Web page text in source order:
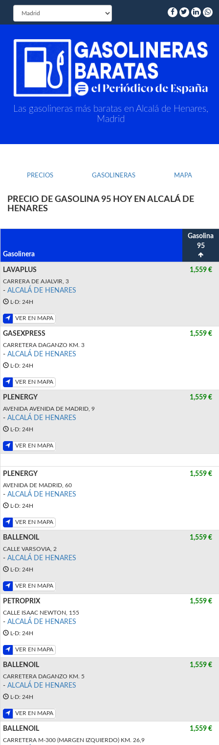
Las gasolineras más baratas en Alcalá de Henares,
Madrid
PRECIOS GASOLINERAS MAPA
PRECIO DE GASOLINA 95 HOY EN ALCALÁ DE
HENARES
Gasolinera
Gasolina
95
LAVAPLUS
CARRERA DE AJALVIR, 3
- ALCALÁ DE HENARES
L-D: 24H
VER EN MAPA
1,559 €
GASEXPRESS
CARRETERA DAGANZO KM. 3
- ALCALÁ DE HENARES
L-D: 24H
VER EN MAPA
1,559 €
PLENERGY
AVENIDA AVENIDA DE MADRID, 9
- ALCALÁ DE HENARES
L-D: 24H
VER EN MAPA
1,559 €
PLENERGY
AVENIDA DE MADRID, 60
- ALCALÁ DE HENARES
L-D: 24H
VER EN MAPA
1,559 €
BALLENOIL
CALLE VARSOVIA, 2
- ALCALÁ DE HENARES
L-D: 24H
VER EN MAPA
1,559 €
PETROPRIX
CALLE ISAAC NEWTON, 155
- ALCALÁ DE HENARES
L-D: 24H
VER EN MAPA
1,559 €
BALLENOIL
CARRETERA DAGANZO KM. 5
- ALCALÁ DE HENARES
L-D: 24H
VER EN MAPA
1,559 €
BALLENOIL
CARRETERA M-300 (MARGEN IZQUIERDO) KM. 26,9
1,559 €